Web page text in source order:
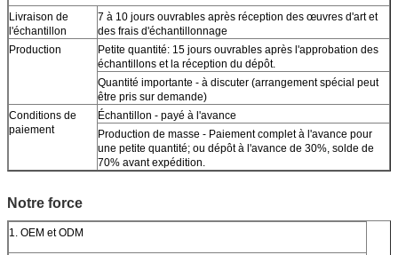
Livraison de
l'échantillon
7 à 10 jours ouvrables après réception des œuvres d'art et
des frais d'échantillonnage
Production
Petite quantité: 15 jours ouvrables après l'approbation des
échantillons et la réception du dépôt.
Quantité importante - à discuter (arrangement spécial peut
être pris sur demande)
Conditions de
paiement
Échantillon - payé à l'avance
Production de masse - Paiement complet à l'avance pour
une petite quantité; ou dépôt à l'avance de 30%, solde de
70% avant expédition.
Notre force
1. OEM et ODM